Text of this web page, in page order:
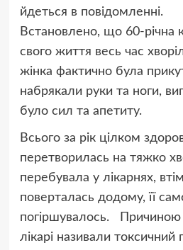
йдеться в повідомленні.
Встановлено, що 60-річна
свого життя весь час
жінка фактично була
набрякали руки та ноги,
було сил та апетиту.
Всього за рік цілком
перетворилась на тяжко
перебувала у лікарнях,
поверталась додому, її
погіршувалось. Причиною
лікарі називали